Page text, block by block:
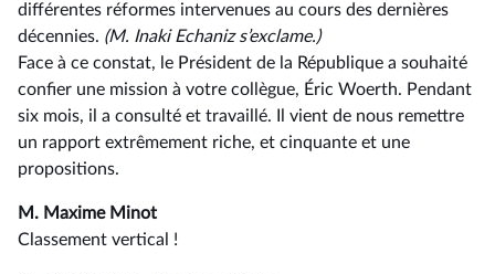
différentes réformes intervenues au cours des dernières
décennies. (M. Inaki Echaniz s’exclame.)
Face à ce constat, le Président de la République a souhaité
confier une mission à votre collègue, Éric Woerth. Pendant
six mois, il a consulté et travaillé. Il vient de nous remettre
un rapport extrêmement riche, et cinquante et une
propositions.
M. Maxime Minot
Classement vertical !